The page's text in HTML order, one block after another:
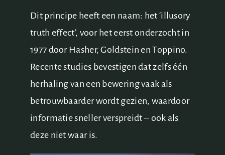
Dit principe heeft een naam: het ‘illusory
truth effect’, voor het eerst onderzocht in
1977 door Hasher, Goldstein en Toppino.
Recente studies bevestigen dat zelfs één
herhaling van een bewering vaak als
betrouwbaarder wordt gezien, waardoor
informatie sneller verspreidt – ook als
deze niet waar is.